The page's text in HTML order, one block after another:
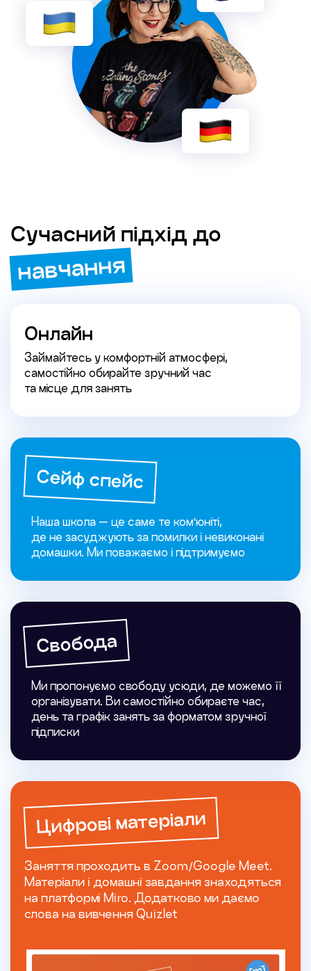
Сучасний підхід до
навчання
Онлайн
Займайтесь у комфортній атмосфері,
самостійно обирайте зручний час
та місце для занять
Сейф спейс
Наша школа — це саме те ком'юніті,
де не засуджують за помилки і невиконані
домашки. Ми поважаємо і підтримуємо
Цифрові матеріали
Заняття проходить в Zoom/Google Meet.
Матеріали і домашні завдання знаходяться
на платформі Miro. Додатково ми даємо
слова на вивчення Quizlet
Свобода
Ми пропонуємо свободу усюди, де можемо її
організувати. Ви самостійно обираєте час,
день та графік занять за форматом зручної
підписки